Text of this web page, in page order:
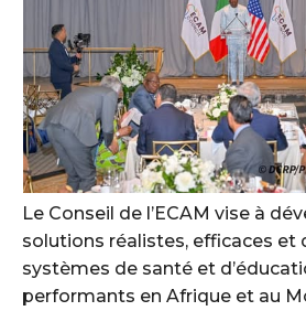
Le Conseil de l’ECAM vise à
solutions réalistes, efficaces et
systèmes de santé et
performants en Afrique et au